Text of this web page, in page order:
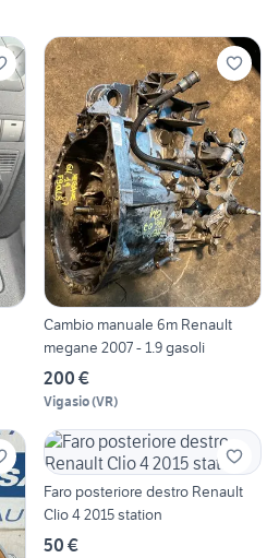
Cambio manuale 6m Renault
megane 2007 - 1.9 gasoli
200 €
Vigasio(VR)
Faro posteriore destro Renault
Clio 4 2015 station
50 €